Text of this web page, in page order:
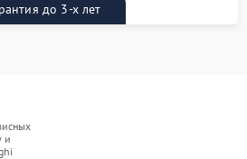
до 3-х лет
и